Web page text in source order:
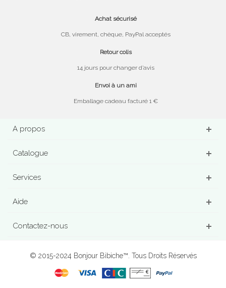
Achat sécurisé
CB, virement, chèque, PayPal acceptés
Retour colis
14 jours pour changer d’avis
Envoi à un ami
Emballage cadeau facturé 1 €
A propos
Catalogue
Services
Aide
Contactez-nous
© 2015-2024 Bonjour Bibiche™. Tous Droits Réservés